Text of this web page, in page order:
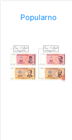
Popularno